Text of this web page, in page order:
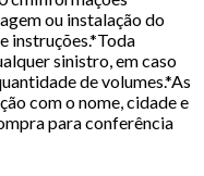
ou instalação do
instruções.*Toda
sinistro, em caso
de volumes.*As
com o nome, cidade e
para conferência